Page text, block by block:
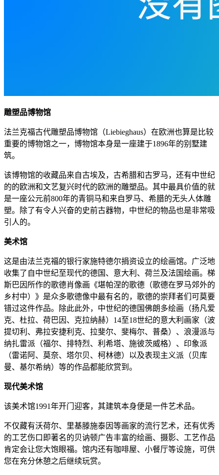
雕塑品博物馆
法兰克福古代雕塑品博物馆（Liebieghaus）在欧洲也算是比较
重要的博物馆之一，博物馆本身是一座建于1896年的别墅建
筑。
该博物馆的收藏品来自古埃及，古希腊和古罗马，还有中世纪
的的欧洲和文艺复兴时代的欧洲的雕塑品。其中最具价值的就
是一座公元前800年的青铜马和来自罗马、希腊的无头人体雕
塑。除了有令人兴奋的史前古器物，中世纪的物品也是非常吸
引人的。
美术馆
这是由法兰克福的银行家施特德尔捐资设立的绘画馆。广泛地
收集了自中世纪至现代的德国、意大利、荷兰及法国绘画。梯
斯巴因所作的歌德肖像画《堪帕涅的歌德（歌德在罗马郊外的
乡村中）》是众多歌德像中最有名的，歌德的崇拜者们可莫要
错过这件作品。除此此外，中世纪的德国佛朗多绘画（扬凡爱
克、杜拉、荷巴因、克拉纳赫）14至18世纪的意大利画家（波
提切利、弗拉安捷利克、拉斐尔、斐梅尔、普桑）、浪漫派与
纳扎雷派（福尔、排特烈、利希塔、施彼茨威格）、印象派
（雷诺阿、莫奈、塔尔贝、柯林德）以及表现主义派（贝库
曼、基尔希纳）等的作品都能欣赏到。
现代美术馆
该美术馆1991年开门迎客，其建筑本身便是一件艺术品。
不仅藏有沃荷尔、里基滕施泰因等画家的流行艺术，还有优秀
的工艺伤口即著名的贝讷顿广告丰富的绘画、摄影、工艺作品
肯定会让您大饱眼福。馆内还有咖啡屋、小餐厅等设施，可供
您在充分休憩之后继续玩赏。